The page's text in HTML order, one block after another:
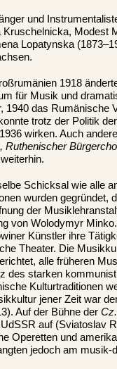
und
Kruschelnicka, Modest
Lopatynska
1918
für Musik und
1940 das Rumänische
konnte trotz der Politik
wirken. Auch
Ruthenischer
Schicksal wie alle
wurden gegründet,
der
von Wolodymyr
Künstler ihre
Theater. Die
alle früheren
des starken
Kulturtraditionen
jener Zeit war
Auf der Bühne der
auf (Sviatoslav
Operetten und
jedoch am